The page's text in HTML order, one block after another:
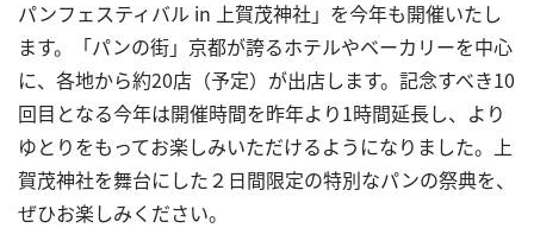
パンフェスティバル in 上賀茂神社」を今年も開催いたし
ます。「パンの街」京都が誇るホテルやベーカリーを中心
に、各地から約20店（予定）が出店します。記念すべき10
回目となる今年は開催時間を昨年より1時間延長し、より
ゆとりをもってお楽しみいただけるようになりました。上
賀茂神社を舞台にした２日間限定の特別なパンの祭典を、
ぜひお楽しみください。